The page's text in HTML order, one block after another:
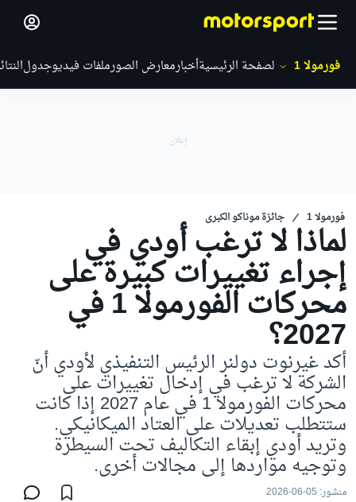
فورمولا 1 الصفحة الرئيسيةأخبارمعارض الصورملفات فيديوجدول
فورمولا 1 جائزة موناكو الكبرى
لماذا لا ترغب أودي في
إجراء تغييرات كبيرة على
محركات الفورمولا 1 في
2027؟
أكد غيرنوت دولنر الرئيس التنفيذي لأودي أنّ
الشركة لا ترغب في إدخال تغييرات على
محركات الفورمولا 1 في عام 2027 إذا كانت
ستتطلب تعديلات على العتاد الميكانيكي.
وتريد أودي إبقاء التكاليف تحت السيطرة
وتوجيه مواردها إلى مجالات أخرى.
منشور: 05-06-2026